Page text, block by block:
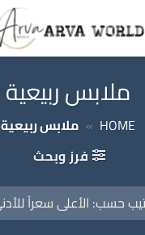
ملابس ربيعية
HOME
» ملابس ربيعية
فرز وبحث